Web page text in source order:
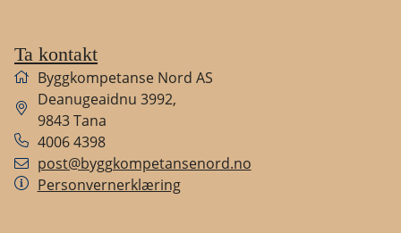
Ta kontakt
Byggkompetanse Nord AS
Deanugeaidnu 3992,
9843Tana
4006 4398
post@byggkompetansenord.no
Personvernerklæring